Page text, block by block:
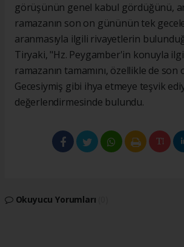
görüşünün genel kabul gördüğünü,
ramazanın son on gününün tek
aranmasıyla ilgili rivayetlerin
Tiryaki, "Hz. Peygamber'in konuyla
ramazanın tamamını, özellikle de
Gecesiymiş gibi ihya etmeye teşvik
değerlendirmesinde bulundu.
Okuyucu Yorumları